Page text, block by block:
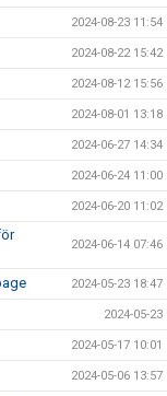
2024-08-23 11:54
2024-08-22 15:42
2024-08-12 15:56
2024-08-01 13:18
2024-06-27 14:34
2024-06-24 11:00
2024-06-20 11:02
2024-06-14 07:46
2024-05-23 18:47
2024-05-23
2024-05-17 10:01
2024-05-06 13:57